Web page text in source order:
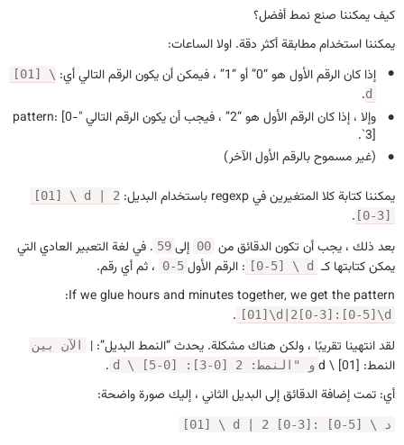
كيف يمكننا صنع نمط أفضل؟
يمكننا استخدام مطابقة أكثر دقة. اولا الساعات:
إذا كان الرقم الأول هو “0” أو “1” ، فيمكن أن يكون الرقم التالي أي:
[01] \
d
.
وإلا ، إذا كان الرقم الأول هو “2” ، فيجب أن يكون الرقم التالي "pattern: [0-
3]`.
(غير مسموح بالرقم الأول الآخر)
يمكننا كتابة كلا المتغيرين في regexp باستخدام البديل:
[01] \ d | 2
[0-3]
.
بعد ذلك ، يجب أن تكون الدقائق من 00 إلى 59 . في لغة التعبير العادي التي
يمكن كتابتها كـ [0-5] \ d : الرقم الأول 0-5
، ثم أي رقم.
If we glue hours and minutes together, we get the pattern:
[01]\d|2[0-3]:[0-5]\d
.
لقد انتهينا تقريبًا ، ولكن هناك مشكلة. يحدث “النمط البديل”: |
الآن بين
النمط: [01] \ d و "النمط: 2 [0-3]: [0-5] \ d
.
أي: تمت إضافة الدقائق إلى البديل الثاني ، إليك صورة واضحة:
[01] \ d | 2 [0-3]: [0-5] \ د